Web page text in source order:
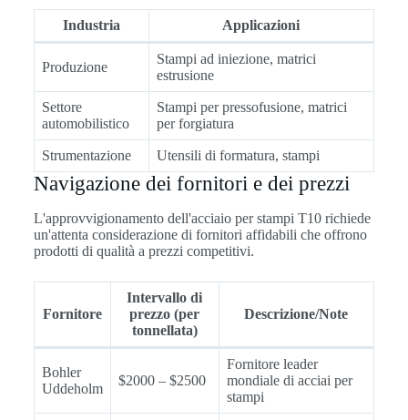
Industria Applicazioni
Produzione
Stampi ad iniezione, matrici
estrusione
Settore
automobilistico
Stampi per pressofusione, matrici
per forgiatura
Strumentazione Utensili di formatura, stampi
Navigazione dei fornitori e dei prezzi
L'approvvigionamento dell'acciaio per stampi T10 richiede
un'attenta considerazione di fornitori affidabili che offrono
prodotti di qualità a prezzi competitivi.
Fornitore
Intervallo di
prezzo (per
tonnellata)
Descrizione/Note
Bohler
Uddeholm
$2000 – $2500
Fornitore leader
mondiale di acciai per
stampi